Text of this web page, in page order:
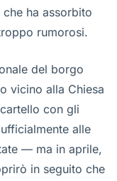
ha assorbito
rumorosi.
del borgo
vicino alla Chiesa
con gli
alle
— ma in aprile,
in seguito che